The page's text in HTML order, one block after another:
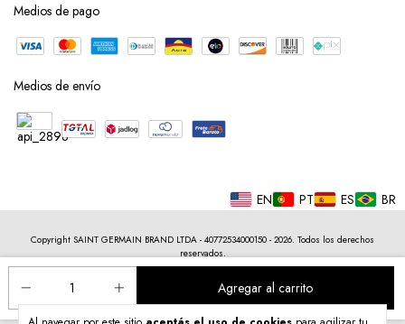
Medios de pago
Medios de envío
EN PT ES BR
Copyright SAINT GERMAIN BRAND LTDA - 40772534000150 - 2026. Todos los derechos
reservados.